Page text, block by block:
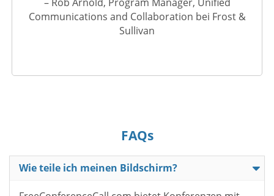
Communications and Collaboration bei Frost &
Sullivan
FAQs
Wie teile ich meinen Bildschirm?